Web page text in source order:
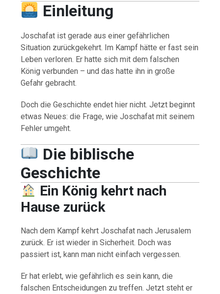
Einleitung
Joschafat ist gerade aus einer gefährlichen
Situation zurückgekehrt. Im Kampf hätte er fast sein
Leben verloren. Er hatte sich mit dem falschen
König verbunden – und das hatte ihn in große
Gefahr gebracht.
Doch die Geschichte endet hier nicht. Jetzt beginnt
etwas Neues: die Frage, wie Joschafat mit seinem
Fehler umgeht.
Die biblische
Geschichte
Ein König kehrt nach
Hause zurück
Nach dem Kampf kehrt Joschafat nach Jerusalem
zurück. Er ist wieder in Sicherheit. Doch was
passiert ist, kann man nicht einfach vergessen.
Er hat erlebt, wie gefährlich es sein kann, die
falschen Entscheidungen zu treffen. Jetzt steht er